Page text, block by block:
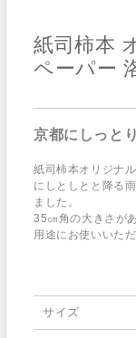
紙司柿本
ペーパー
京都にしっと
紙司柿本オリジナ
にしとしとと降る
ました。
35㎝角の大きさが
用途にお使いいただ
サイズ